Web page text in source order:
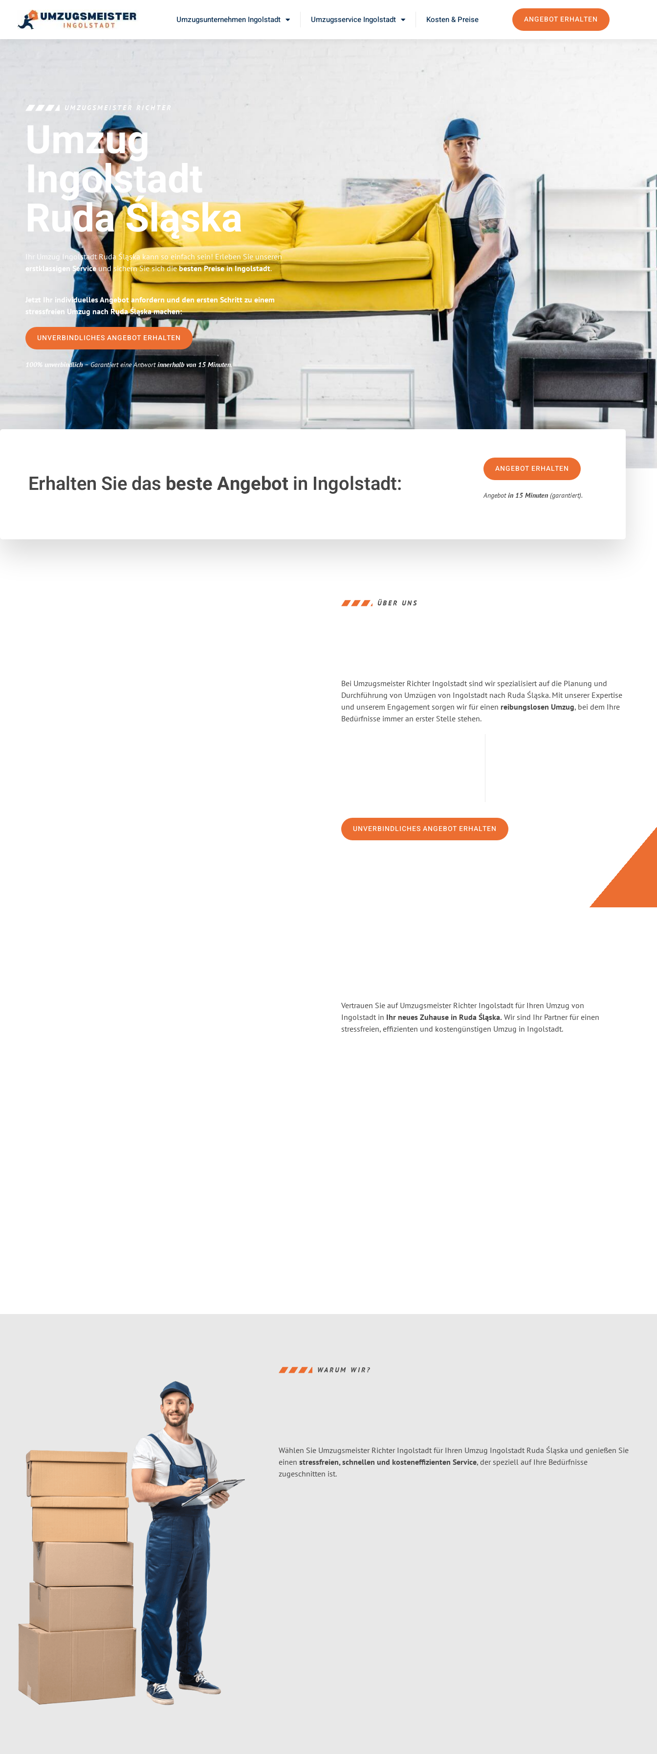
Umzugsunternehmen Ingolstadt Umzugsservice Ingolstadt Kosten & Preise ANGEBOT ERHALTEN
UMZUGSMEISTER RICHTER
Umzug
Ingolstadt
Ruda Śląska
Ihr Umzug Ingolstadt Ruda Śląska kann so einfach sein! Erleben Sie unseren
erstklassigen Serviceund sichern Sie sich diebesten Preise in Ingolstadt.
Jetzt Ihr individuelles Angebot anfordern und den ersten Schritt zu einem
stressfreien Umzug nach Ruda Śląska machen:
UNVERBINDLICHES ANGEBOT ERHALTEN
100% unverbindlich– Garantiert eine Antwortinnerhalb von 15 Minuten.
Erhalten Sie das beste Angebotin Ingolstadt:
ANGEBOT ERHALTEN
Angebotin 15 Minuten (garantiert).
ÜBER UNS
Bei Umzugsmeister Richter Ingolstadt sind wir spezialisiert auf die Planung und
Durchführung von Umzügen von Ingolstadt nach Ruda Śląska. Mit unserer Expertise
und unserem Engagement sorgen wir für einen reibungslosen Umzug, bei dem Ihre
Bedürfnisse immer an erster Stelle stehen.
UNVERBINDLICHES ANGEBOT ERHALTEN
Vertrauen Sie auf Umzugsmeister Richter Ingolstadt für Ihren Umzug von
Ingolstadt in Ihr neues Zuhause in Ruda Śląska. Wir sind Ihr Partner für einen
stressfreien, effizienten und kostengünstigen Umzug in Ingolstadt.
WARUM WIR?
Wählen Sie Umzugsmeister Richter Ingolstadt für Ihren Umzug Ingolstadt Ruda Śląska und genießen Sie
einen stressfreien, schnellen und kosteneffizienten Service, der speziell auf Ihre Bedürfnisse
zugeschnitten ist.